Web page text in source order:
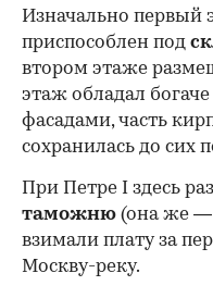
Изначально первый
приспособлен под
втором этаже
этаж обладал
фасадами, часть
сохранилась до сих
При Петре I здесь
таможню (она же —
взимали плату за
Москву-реку.